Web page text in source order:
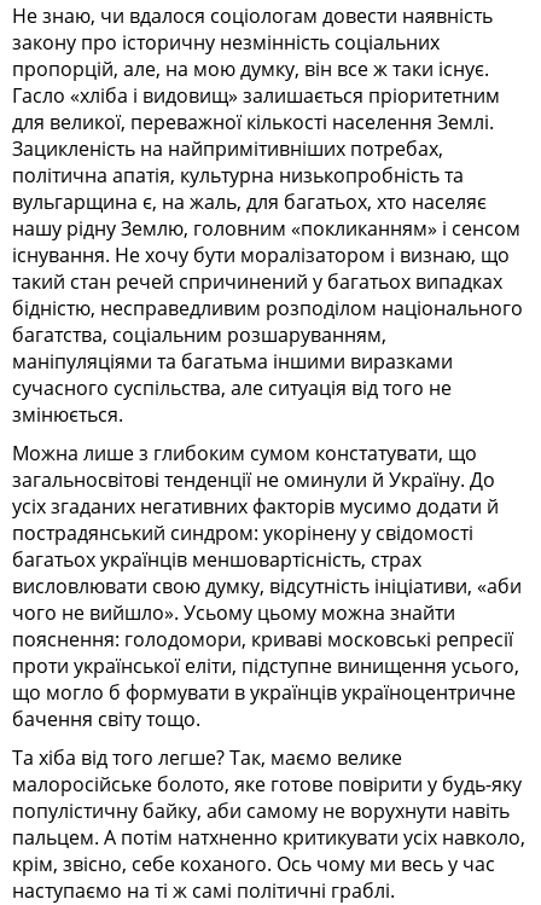
Не знаю, чи вдалося соціологам довести наявність
закону про історичну незмінність соціальних
пропорцій, але, на мою думку, він все ж таки існує.
Гасло «хліба і видовищ» залишається пріоритетним
для великої, переважної кількості населення Землі.
Зацикленість на найпримітивніших потребах,
політична апатія, культурна низькопробність та
вульгарщина є, на жаль, для багатьох, хто населяє
нашу рідну Землю, головним «покликанням» і сенсом
існування. Не хочу бути моралізатором і визнаю, що
такий стан речей спричинений у багатьох випадках
бідністю, несправедливим розподілом національного
багатства, соціальним розшаруванням,
маніпуляціями та багатьма іншими виразками
сучасного суспільства, але ситуація від того не
змінюється.
Можна лише з глибоким сумом констатувати, що
загальносвітові тенденції не оминули й Україну. До
усіх згаданих негативних факторів мусимо додати й
пострадянський синдром: укорінену у свідомості
багатьох українців меншовартісність, страх
висловлювати свою думку, відсутність ініціативи, «аби
чого не вийшло». Усьому цьому можна знайти
пояснення: голодомори, криваві московські репресії
проти української еліти, підступне винищення усього,
що могло б формувати в українців україноцентричне
бачення світу тощо.
Та хіба від того легше? Так, маємо велике
малоросійське болото, яке готове повірити у будь-яку
популістичну байку, аби самому не ворухнути навіть
пальцем. А потім натхненно критикувати усіх навколо,
крім, звісно, себе коханого. Ось чому ми весь у час
наступаємо на ті ж самі політичні граблі.